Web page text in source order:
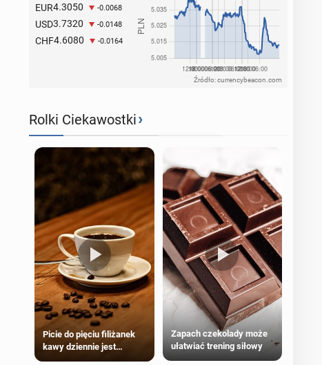
EUR4.3050 -0.0068
USD3.7320 -0.0148
CHF4.6080 -0.0164
Źródło: currencybeacon.com
Rolki Ciekawostki›
Picie do pięciu filiżanek
kawy dziennie jest
Zapach czekolady może
ułatwiać trening siłowy